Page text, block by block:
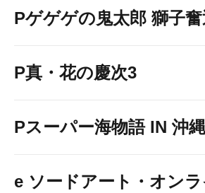
Pゲゲゲの鬼太郎 獅子奮
P真・花の慶次3
Pスーパー海物語 IN 沖
e ソードアート・オン